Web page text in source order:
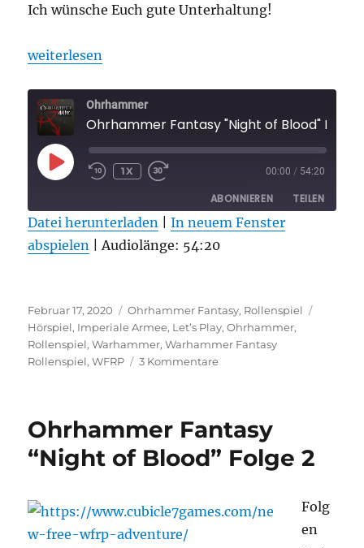
Ich wünsche Euch gute Unterhaltung!
„Ohrhammer Fantasy „Night of Blood“ Folge 3“
weiterlesen
Ohrhammer
PLAY
EPISODE
1X 00:00 / 54:20
ABONNIEREN TEILEN
RSS FEED
TEILEN
EMBED
Datei herunterladen |In neuem Fenster
abspielen
Audiolänge: 54:20
Veröffentlicht
am
Februar 17, 2020 Kategorien
Ohrhammer Fantasy, Rollenspiel
Hörspiel, Imperiale Armee, Let’s Play,Ohrhammer,
Rollenspiel,Warhammer,Warhammer Fantasy
Rollenspiel,WFRP 3 Kommentarezu
of
Folge
Ohrhammer Fantasy
“Night of Blood” Folge 2
Folg
en